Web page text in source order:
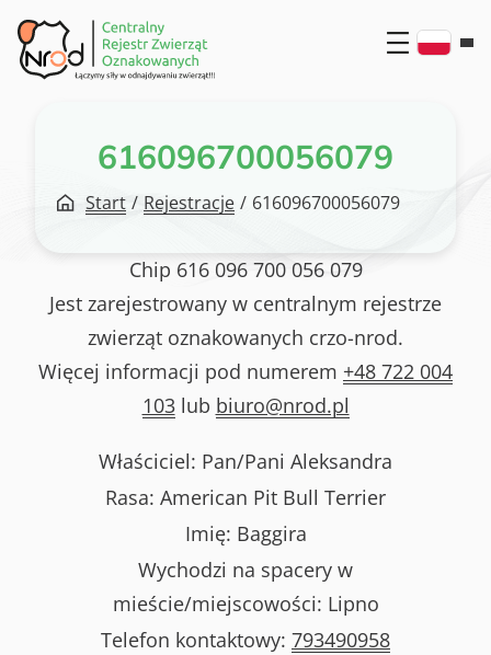
Przejdź
do
treści
616096700056079
Start / Rejestracje / 616096700056079
Chip 616 096 700 056 079
Jest zarejestrowany w centralnym rejestrze
zwierząt oznakowanych crzo-nrod.
Więcej informacji pod numerem +48 722 004
103lub biuro@nrod.pl
Właściciel: Pan/Pani Aleksandra
Rasa: American Pit Bull Terrier
Imię: Baggira
Wychodzi na spacery w
mieście/miejscowości: Lipno
Telefon kontaktowy: 793490958